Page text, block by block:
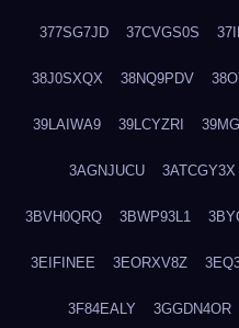
377SG7JD 37CVGS0S
38J0SXQX 38NQ9PDV
39LAIWA9 39LCYZRI
3AGNJUCU 3ATCGY3X
3BVH0QRQ 3BWP93L1
3EIFINEE 3EORXV8Z
3F84EALY 3GGDN4OR